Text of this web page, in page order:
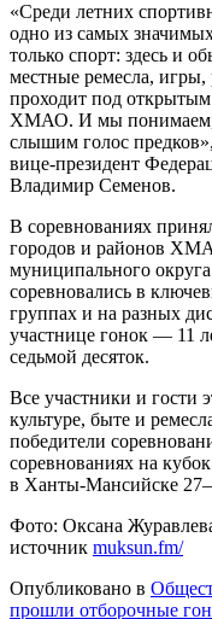
«Среди летних
одно из самых
только спорт: здесь и
местные ремесла, игры,
проходит под
ХМАО. И мы понимаем,
слышим голос
вице-президент
Владимир Семенов.
В соревнованиях
городов и районов
муниципального
соревновались в
группах и на разных
участнице гонок — 11
седьмой десяток.
Все участники и гости
культуре, быте и
победители
соревнованиях на
в Ханты-Мансийске
Фото: Оксана
источник muksun.fm/
Опубликовано в
прошли отборочные